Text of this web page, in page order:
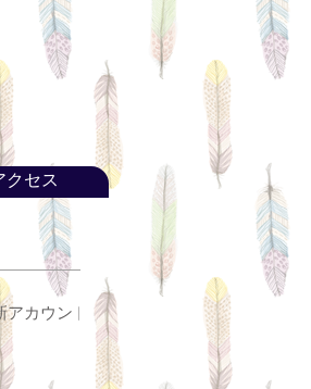
クセス
カウント